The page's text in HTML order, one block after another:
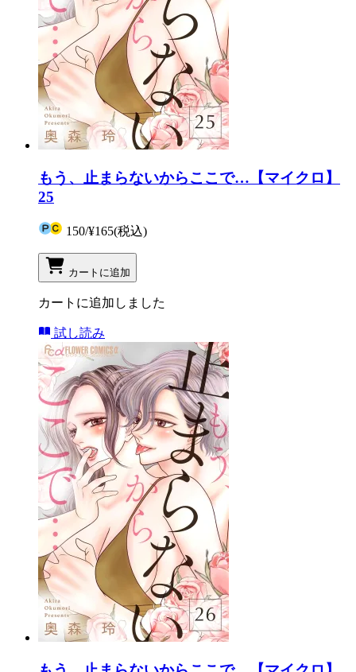
もう、止まらないからここで…【マイクロ】
25
150/¥165(税込)
カートに追加
カートに追加しました
試し読み